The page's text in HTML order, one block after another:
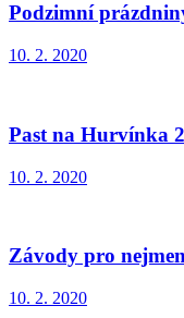
Podzimní
10. 2. 2020
Past na Hurvínka
10. 2. 2020
Závody pro
10. 2. 2020